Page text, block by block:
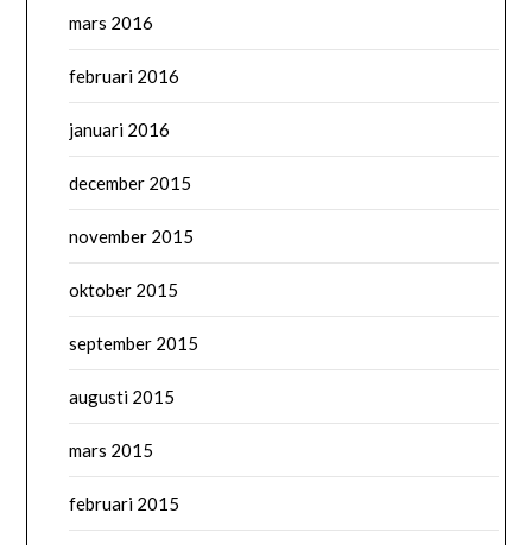
mars 2016
februari 2016
januari 2016
december 2015
november 2015
oktober 2015
september 2015
augusti 2015
mars 2015
februari 2015